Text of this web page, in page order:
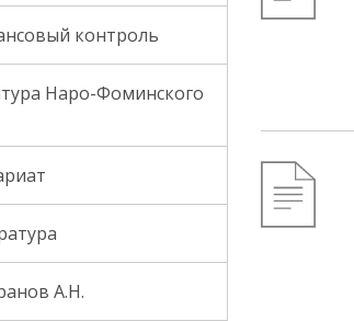
контроль
Наро-Фоминского
А.Н.